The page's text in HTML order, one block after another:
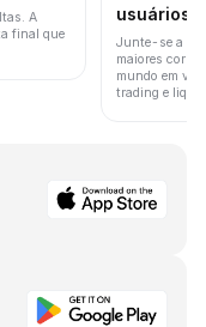
A
final que
usuários
Junte-se a
maiores
mundo em
trading e